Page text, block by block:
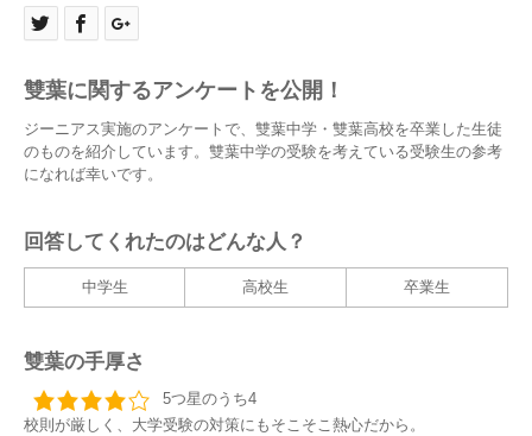
雙葉に関するアンケートを公開！
ジーニアス実施のアンケートで、雙葉中学・雙葉高校を卒業した生徒
のものを紹介しています。雙葉中学の受験を考えている受験生の参考
になれば幸いです。
回答してくれたのはどんな人？
中学生 高校生 卒業生
雙葉の手厚さ
5つ星のうち4
校則が厳しく、大学受験の対策にもそこそこ熱心だから。